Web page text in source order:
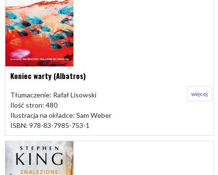
Koniec warty (Albatros)
Tłumaczenie: Rafał Lisowski
Ilość stron: 480
Ilustracja na okładce: Sam Weber
ISBN: 978-83-7985-753-1
więcej